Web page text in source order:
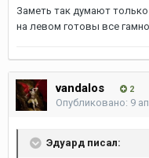
Заметь так думают
на левом готовы все
vandalos 2
Опубликовано: 9
Эдуард писал: